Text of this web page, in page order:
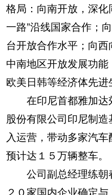
格局：向南开放，深
一路”沿线国家合作；
台开放合作水平；向
中南地区开放发展功
欧美日韩等经济体先进
在印尼首都雅加达
股份有限公司印尼制
入运营，带动多家汽
预计达１５万辆整车。
公司副总经理练朝
２０家国内企业确定